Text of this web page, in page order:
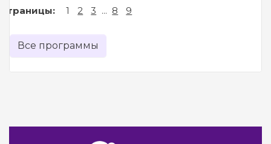
Страницы: 1 2 3 ... 8 9
Все программы